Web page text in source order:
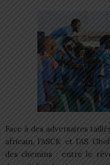
Face à des adversaires
africain, l’ASCK et l’AS
des chemins : entre le